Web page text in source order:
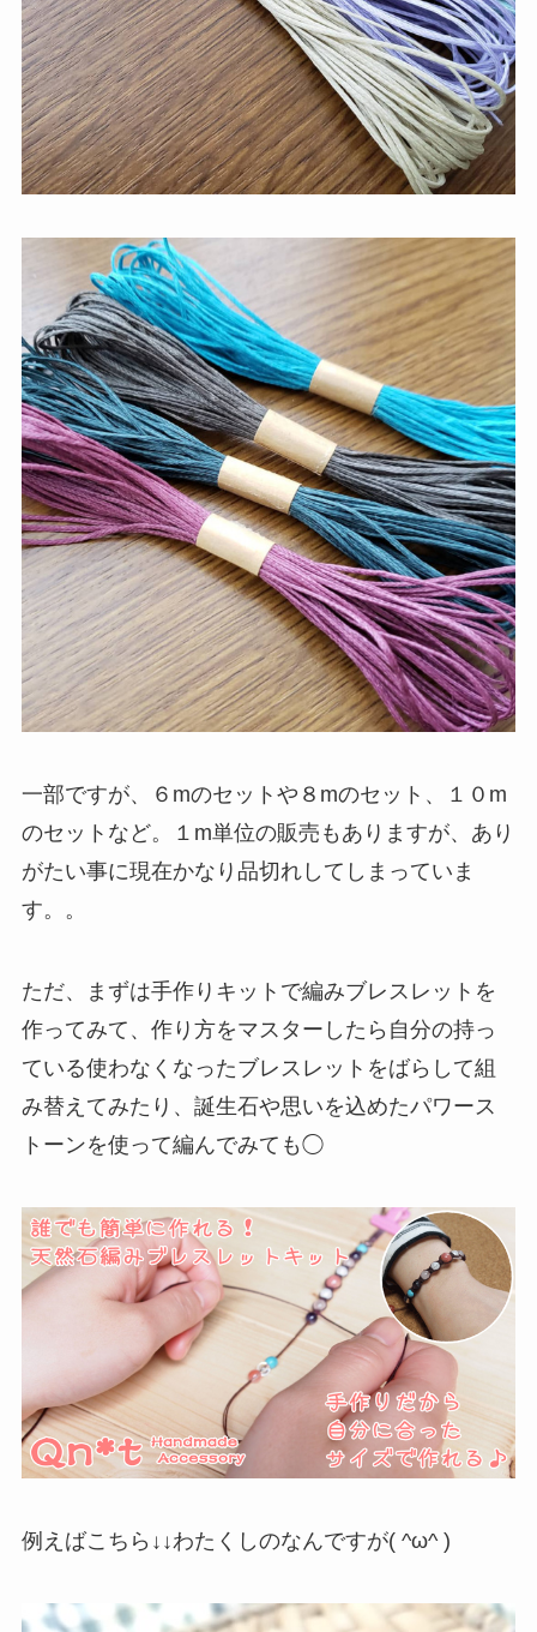
一部ですが、６mのセットや８mのセット、１０m
のセットなど。１m単位の販売もありますが、あり
がたい事に現在かなり品切れしてしまっていま
す。。
ただ、まずは手作りキットで編みブレスレットを
作ってみて、作り方をマスターしたら自分の持っ
ている使わなくなったブレスレットをばらして組
み替えてみたり、誕生石や思いを込めたパワース
トーンを使って編んでみても◯
例えばこちら↓↓わたくしのなんですが( ^ω^ )